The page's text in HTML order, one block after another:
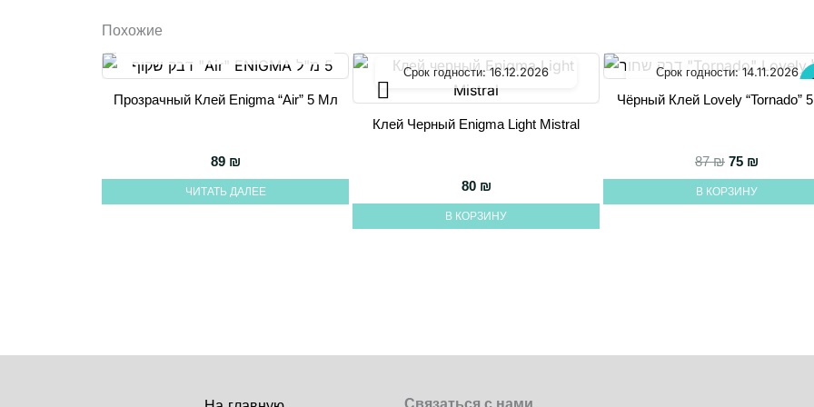
Похожие
Прозрачный Клей Enigma “Air” 5 Мл
89 ₪
ЧИТАТЬ ДАЛЕЕ
Срок годности: 16.12.2026
Клей Черный Enigma Light Mistral
80 ₪
В КОРЗИНУ
-
Срок годности: 14.11.2026
Чёрный Клей Lovely “Tornado”
87₪ 75 ₪
В КОРЗИНУ
Связаться с нами